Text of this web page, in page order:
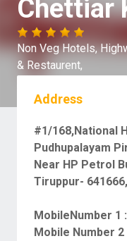
Chettiar
Non Veg Hotels,
& Restaurent,
Address
#1/168,National
Pudhupalayam
Near HP Petrol
Tiruppur-
MobileNumber 1 :
Mobile Number 2